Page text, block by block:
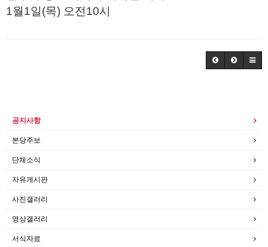
1월1일(목) 오전10시
공지사항
본당주보
단체소식
자유게시판
사진갤러리
영상갤러리
서식자료